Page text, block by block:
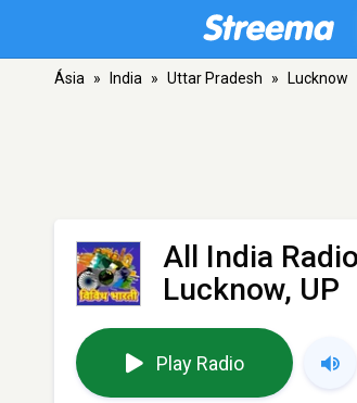
Ásia » India » Uttar Pradesh » Lucknow
All India
Lucknow, UP
Play Radio